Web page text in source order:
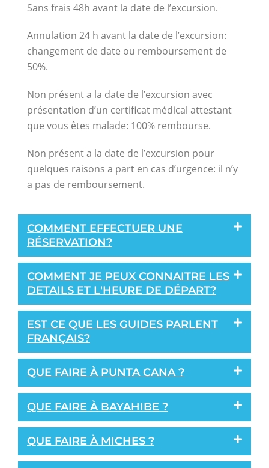
Sans frais 48h avant la date de l’excursion.
Annulation 24 h avant la date de l’excursion:
changement de date ou remboursement de
50%.
Non présent a la date de l’excursion avec
présentation d’un certificat médical attestant
que vous êtes malade: 100% rembourse.
Non présent a la date de l’excursion pour
quelques raisons a part en cas d’urgence: il n’y
a pas de remboursement.
COMMENT EFFECTUER UNE
RÉSERVATION?
COMMENT JE PEUX CONNAITRE LES
DETAILS ET L'HEURE DE DÉPART?
EST CE QUE LES GUIDES PARLENT
FRANÇAIS?
QUE FAIRE À PUNTA CANA ?
QUE FAIRE À BAYAHIBE ?
QUE FAIRE À MICHES ?